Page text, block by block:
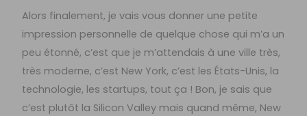
Alors finalement, je vais vous donner une petite
impression personnelle de quelque chose qui m’a un
peu étonné, c’est que je m’attendais à une ville très,
très moderne, c’est New York, c’est les États-Unis, la
technologie, les startups, tout ça ! Bon, je sais que
c’est plutôt la Silicon Valley mais quand même, New